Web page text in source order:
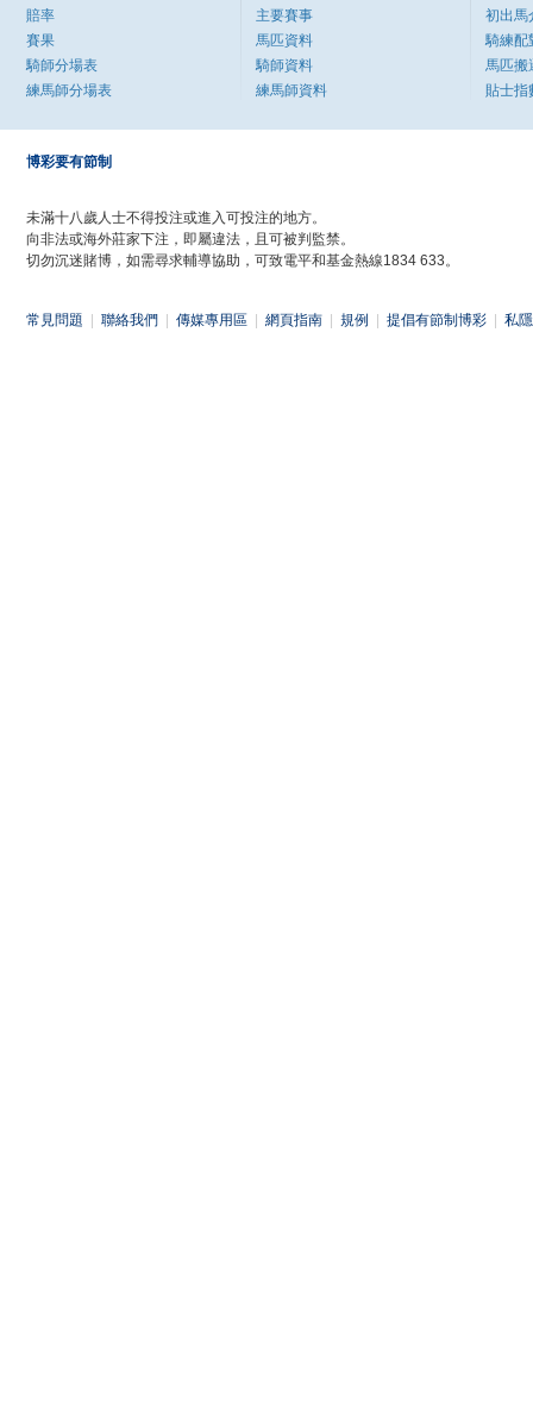
賠率
賽果
騎師分場表
練馬師分場表
主要賽事
馬匹資料
騎師資料
練馬師資料
初出馬
騎練配
馬匹搬
貼士指
博彩要有節制
未滿十八歲人士不得投注或進入可投注的地方。
向非法或海外莊家下注，即屬違法，且可被判監禁。
切勿沉迷賭博，如需尋求輔導協助，可致電平和基金熱線1834 633。
常見問題 聯絡我們 傳媒專用區 網頁指南 規例 提倡有節制博彩 私